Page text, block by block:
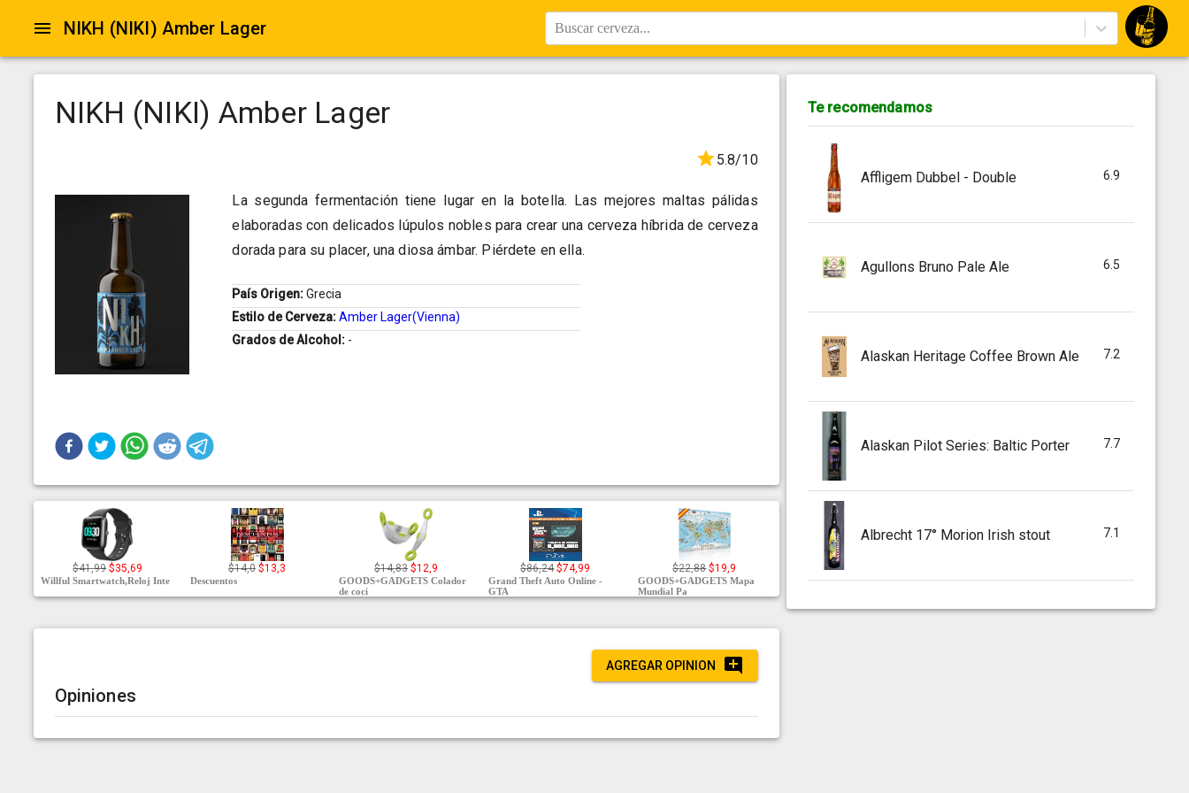
ΝΙΚΗ (NIKI) Amber Lager Buscar cerveza...
ΝΙΚΗ (NIKI) Amber Lager
5.8/10
La segunda fermentación tiene lugar en la botella. Las mejores maltas pálidas
elaboradas con delicados lúpulos nobles para crear una cerveza híbrida de cerveza
dorada para su placer, una diosa ámbar. Piérdete en ella.
País Origen:Grecia
Estilo de Cerveza:Amber Lager(Vienna)
Grados de Alcohol: -
$41,99 $35,69
Willful Smartwatch,Reloj Inte
$14,0 $13,3
Descuentos
$14,83 $12,9
GOODS+GADGETS Colador
de coci
$86,24 $74,99
Grand Theft Auto Online -
GTA
$22,88 $19,9
GOODS+GADGETS Mapa
Mundial Pa
AGREGAR OPINION
Opiniones
Te recomendamos
Affligem Dubbel - Double 6.9
Agullons Bruno Pale Ale 6.5
Alaskan Heritage Coffee Brown Ale 7.2
Alaskan Pilot Series: Baltic Porter 7.7
Albrecht 17° Morion Irish stout 7.1